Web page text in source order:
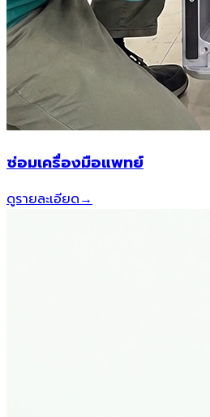
ซ่อมเครื่องมือแพทย์
ดูรายละเอียด→